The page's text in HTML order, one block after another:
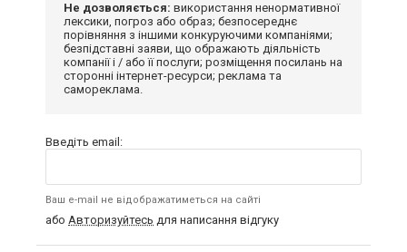
Не дозволяється: використання ненормативної
лексики, погроз або образ; безпосереднє
порівняння з іншими конкуруючими компаніями;
безпідставні заяви, що ображають діяльність
компанії і / або її послуги; розміщення посилань на
сторонні інтернет-ресурси; реклама та
самореклама.
Введіть email:
Ваш e-mail не відображатиметься на сайті
або Авторизуйтесь для написання відгуку